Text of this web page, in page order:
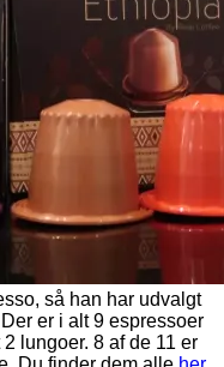
så han har udvalgt
er i alt 9 espressoer
lungoer. 8 af de 11 er